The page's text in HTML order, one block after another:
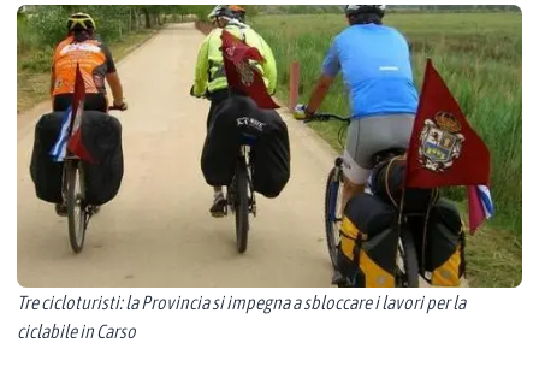
Tre cicloturisti: la Provincia si impegna a sbloccare i lavori per la
ciclabile in Carso